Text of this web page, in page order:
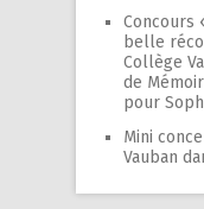
Concours
belle
Collège
de
pour
Mini
Vauban